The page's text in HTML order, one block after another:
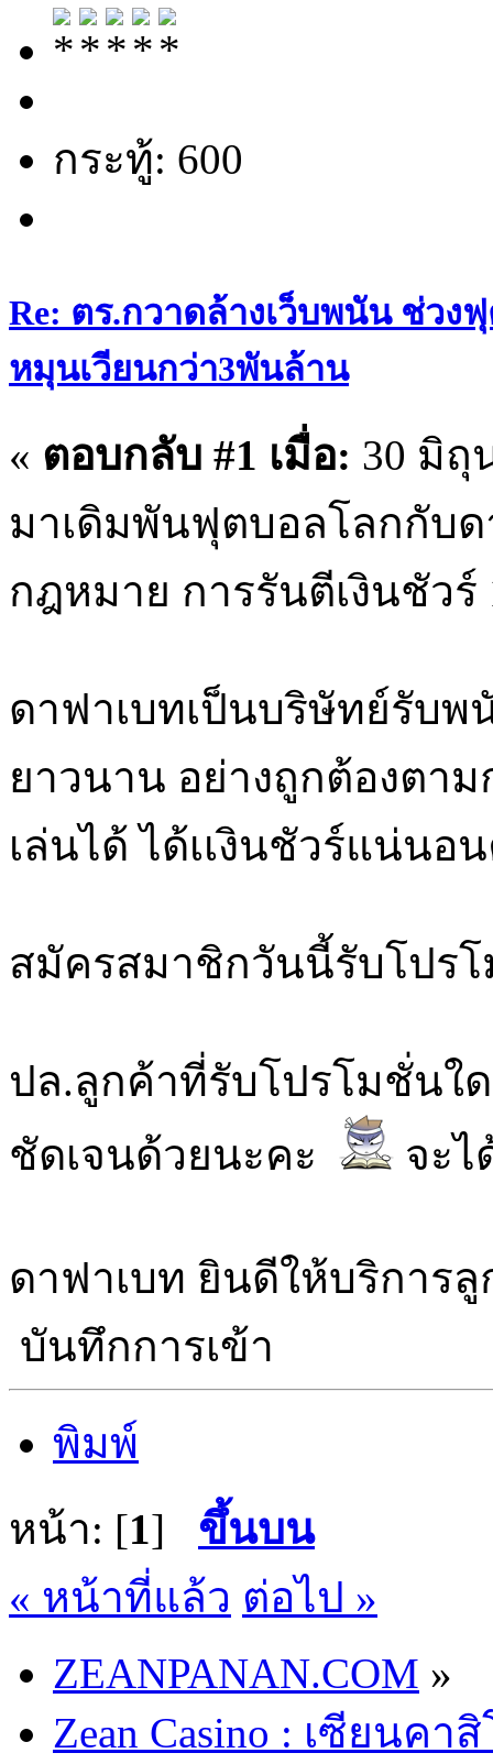
กระทู้: 600
Re: ตร.กวาดล้างเว็บพนัน ช่วง
หมุนเวียนกว่า3พันล้าน
« ตอบกลับ #1 เมื่อ: 30 มิถุ
มาเดิมพันฟุตบอลโลกกับ
กฎหมาย การรันตีเงินชัวร์
ดาฟาเบทเป็นบริษัทย์รับพ
ยาวนาน อย่างถูกต้องตา
เล่นได้ ได้เเงินชัวร์แน่นอ
สมัครสมาชิกวันนี้รับโปร
ปล.ลูกค้าที่รับโปรโมชั่นใ
ชัดเจนด้วยนะคะ
จะ
ดาฟาเบท ยินดีให้บริการ
บันทึกการเข้า
พิมพ์
หน้า: [1] ขึ้นบน
« หน้าที่แล้ว ต่อไป »
ZEANPANAN.COM »
Zean Casino : เซียนคา